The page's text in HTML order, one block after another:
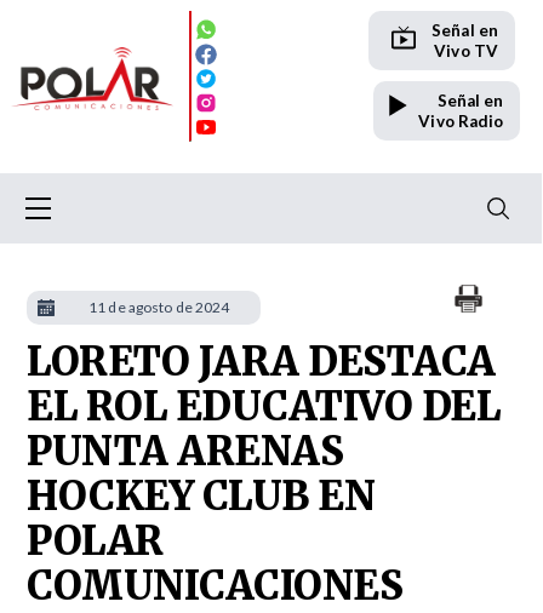
Señal en
Vivo TV
Señal en
Vivo Radio
LORETO JARA DESTACA
EL ROL EDUCATIVO DEL
PUNTA ARENAS
HOCKEY CLUB EN
POLAR
COMUNICACIONES
11 de agosto de 2024